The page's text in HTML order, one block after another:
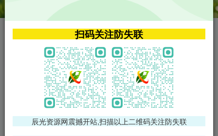
VIP特权介绍 APP源码
VIP特权介绍
火
VIP特权介绍
影视源码
影视源码
免费领支付宝红包
腾讯轻量4核4G3M服务器38元/
扫码关注防失联
辰光资源网震撼开站,扫描以上二维码关注防失联